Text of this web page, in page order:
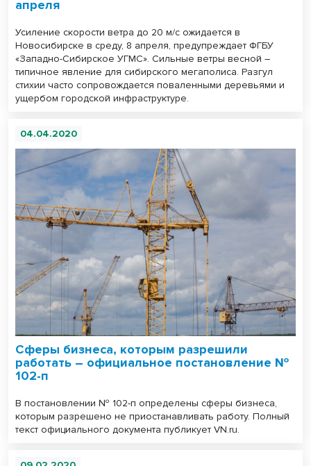
апреля
Усиление скорости ветра до 20 м/с ожидается в
Новосибирске в среду, 8 апреля, предупреждает ФГБУ
«Западно-Сибирское УГМС». Сильные ветры весной –
типичное явление для сибирского мегаполиса. Разгул
стихии часто сопровождается поваленными деревьями и
ущербом городской инфраструктуре.
04.04.2020
Сферы бизнеса, которым разрешили
работать – официальное постановление №
102-п
В постановлении № 102-п определены сферы бизнеса,
которым разрешено не приостанавливать работу. Полный
текст официального документа публикует VN.ru.